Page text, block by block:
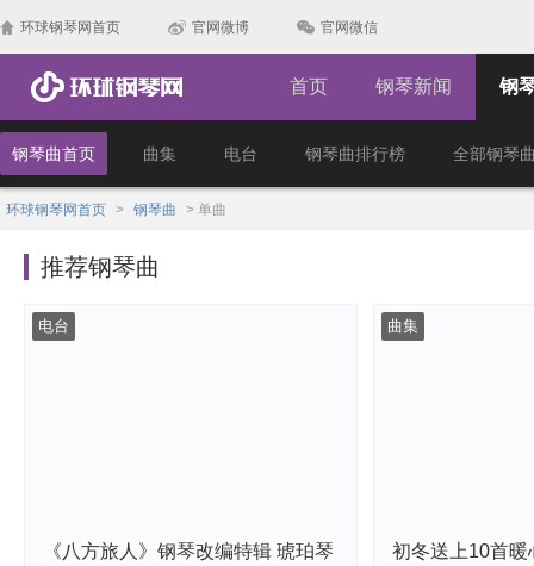
环球钢琴网首页 官网微博 官网微信
首页 钢琴新闻 钢
钢琴曲首页 曲集 电台 钢琴曲排行榜 全部钢琴
环球钢琴网首页 > 钢琴曲 > 单曲
推荐钢琴曲
电台
《八方旅人》钢琴改编特辑 琥珀琴
曲集
初冬送上10首